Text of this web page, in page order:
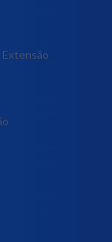
Extensão